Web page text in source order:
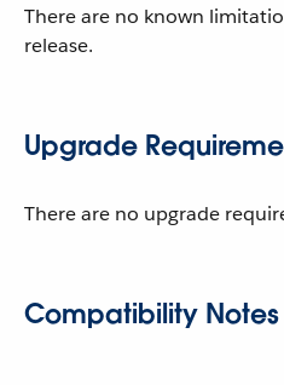
There are no known
release.
Upgrade
There are no upgrade
Compatibility Notes